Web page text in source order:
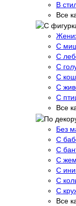
В
Все
С
С
С
С
С
С
Все
Без
С
С
С
С
С
С
Все